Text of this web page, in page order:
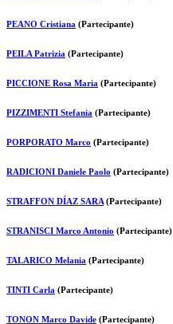
PEANO Cristiana (Partecipante)
PEILA Patrizia (Partecipante)
PICCIONE Rosa Maria (Partecipante)
PIZZIMENTI Stefania (Partecipante)
PORPORATO Marco (Partecipante)
RADICIONI Daniele Paolo (Partecipante)
STRAFFON DÍAZ SARA (Partecipante)
STRANISCI Marco Antonio (Partecipante)
TALARICO Melania (Partecipante)
TINTI Carla (Partecipante)
TONON Marco Davide (Partecipante)